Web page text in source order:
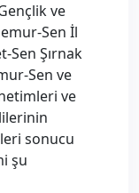
ve
Sen İl
Sen Şırnak
Sen ve
ve
sonucu
şu